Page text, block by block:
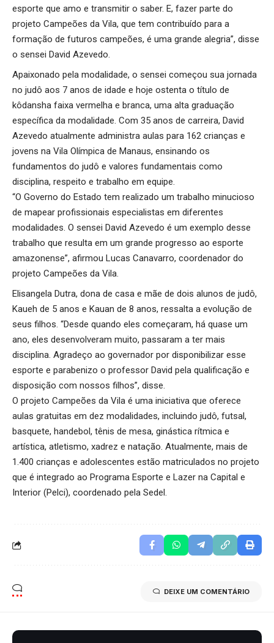
esporte que amo e transmitir o saber. E, fazer parte do
projeto Campeões da Vila, que tem contribuído para a
formação de futuros campeões, é uma grande alegria”, disse
o sensei David Azevedo.
Apaixonado pela modalidade, o sensei começou sua jornada
no judô aos 7 anos de idade e hoje ostenta o título de
kôdansha faixa vermelha e branca, uma alta graduação
específica da modalidade. Com 35 anos de carreira, David
Azevedo atualmente administra aulas para 162 crianças e
jovens na Vila Olímpica de Manaus, ensinando os
fundamentos do judô e valores fundamentais como
disciplina, respeito e trabalho em equipe.
“O Governo do Estado tem realizado um trabalho minucioso
de mapear profissionais especialistas em diferentes
modalidades. O sensei David Azevedo é um exemplo desse
trabalho que resulta em um grande progresso ao esporte
amazonense”, afirmou Lucas Canavarro, coordenador do
projeto Campeões da Vila.
Elisangela Dutra, dona de casa e mãe de dois alunos de judô,
Kaueh de 5 anos e Kauan de 8 anos, ressalta a evolução de
seus filhos. “Desde quando eles começaram, há quase um
ano, eles desenvolveram muito, passaram a ter mais
disciplina. Agradeço ao governador por disponibilizar esse
esporte e parabenizo o professor David pela qualificação e
disposição com nossos filhos”, disse.
O projeto Campeões da Vila é uma iniciativa que oferece
aulas gratuitas em dez modalidades, incluindo judô, futsal,
basquete, handebol, tênis de mesa, ginástica rítmica e
artística, atletismo, xadrez e natação. Atualmente, mais de
1.400 crianças e adolescentes estão matriculados no projeto
que é integrado ao Programa Esporte e Lazer na Capital e
Interior (Pelci), coordenado pela Sedel.
DEIXE UM COMENTÁRIO